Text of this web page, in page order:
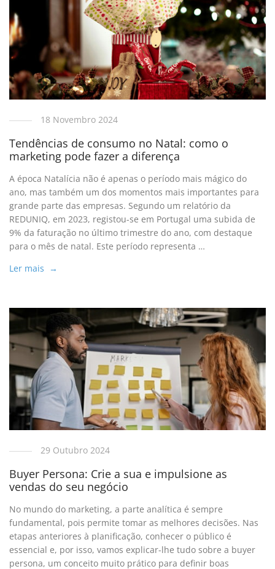
18 Novembro 2024
Tendências de consumo no Natal: como o
marketing pode fazer a diferença
A época Natalícia não é apenas o período mais mágico do
ano, mas também um dos momentos mais importantes para
grande parte das empresas. Segundo um relatório da
REDUNIQ, em 2023, registou-se em Portugal uma subida de
9% da faturação no último trimestre do ano, com destaque
para o mês de natal. Este período representa …
Ler mais →
29 Outubro 2024
Buyer Persona: Crie a sua e impulsione as
vendas do seu negócio
No mundo do marketing, a parte analítica é sempre
fundamental, pois permite tomar as melhores decisões. Nas
etapas anteriores à planificação, conhecer o público é
essencial e, por isso, vamos explicar-lhe tudo sobre a buyer
persona, um conceito muito prático para definir boas